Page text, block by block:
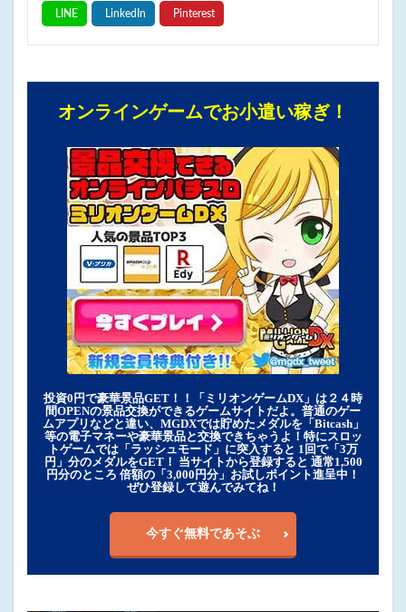
オンラインゲームでお小遣い稼ぎ！
投資0円で豪華景品GET！！「ミリオンゲームDX」は２４時
間OPENの景品交換ができるゲームサイトだよ。普通のゲー
ムアプリなどと違い、MGDXでは貯めたメダルを「Bitcash」
等の電子マネーや豪華景品と交換できちゃうよ！特にスロッ
トゲームでは「ラッシュモード」に突入すると 1回で「3万
円」分のメダルをGET！ 当サイトから登録すると 通常1,500
円分のところ 倍額の「3,000円分」お試しポイント進呈中！
ぜひ登録して遊んでみてね！
今すぐ無料であそぶ